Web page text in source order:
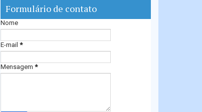
Formulário de contato
Nome
E-mail *
Mensagem *